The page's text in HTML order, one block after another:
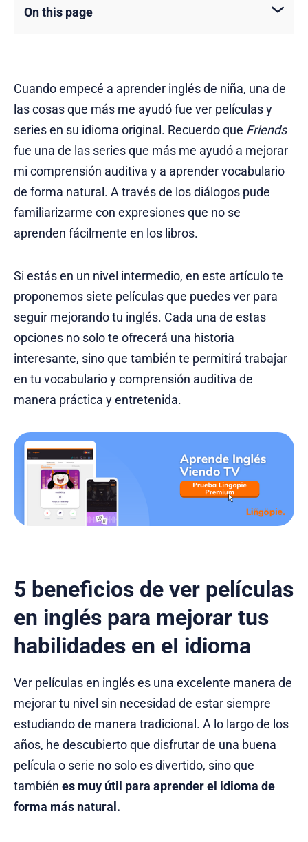
On this page
Cuando empecé a aprender inglésde niña, una de
las cosas que más me ayudó fue ver películas y
series en su idioma original. Recuerdo que Friends
fue una de las series que más me ayudó a mejorar
mi comprensión auditiva y a aprender vocabulario
de forma natural. A través de los diálogos pude
familiarizarme con expresiones que no se
aprenden fácilmente en los libros.
Si estás en un nivel intermedio, en este artículo te
proponemos siete películas que puedes ver para
seguir mejorando tu inglés. Cada una de estas
opciones no solo te ofrecerá una historia
interesante, sino que también te permitirá trabajar
en tu vocabulario y comprensión auditiva de
manera práctica y entretenida.
5 beneficios de ver películas
en inglés para mejorar tus
habilidades en eI idioma
Ver películas en inglés es una excelente manera de
mejorar tu nivel sin necesidad de estar siempre
estudiando de manera tradicional. A lo largo de los
años, he descubierto que disfrutar de una buena
película o serie no solo es divertido, sino que
también es muy útil para aprender el idioma de
forma más natural.